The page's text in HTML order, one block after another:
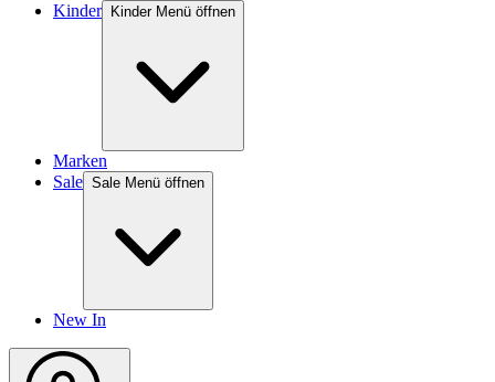
Kinder Kinder Menü öffnen
Marken
Sale Sale Menü öffnen
New In